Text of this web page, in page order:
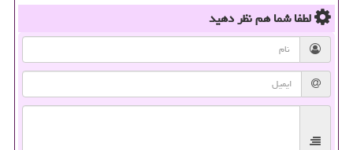
لطفا شما همنظر دهید